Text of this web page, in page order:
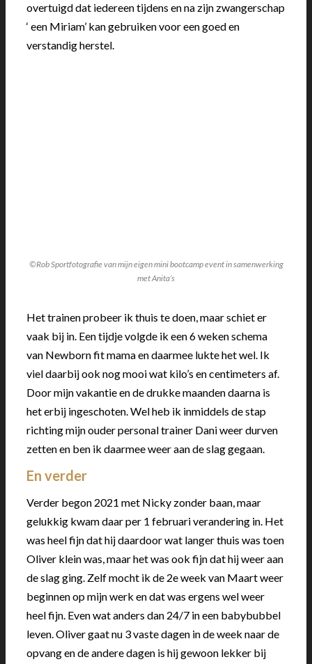
overtuigd dat iedereen tijdens en na zijn zwangerschap
‘ een Miriam’ kan gebruiken voor een goed en
verstandig herstel.
©Rob Sportfotografie van mijn eigen mini bootcamp event in samenwerking
met Anita’s
Het trainen probeer ik thuis te doen, maar schiet er
vaak bij in. Een tijdje volgde ik een 6 weken schema
van Newborn fit mama en daarmee lukte het wel. Ik
viel daarbij ook nog mooi wat kilo’s en centimeters af.
Door mijn vakantie en de drukke maanden daarna is
het erbij ingeschoten. Wel heb ik inmiddels de stap
richting mijn ouder personal trainer Dani weer durven
zetten en ben ik daarmee weer aan de slag gegaan.
En verder
Verder begon 2021 met Nicky zonder baan, maar
gelukkig kwam daar per 1 februari verandering in. Het
was heel fijn dat hij daardoor wat langer thuis was toen
Oliver klein was, maar het was ook fijn dat hij weer aan
de slag ging. Zelf mocht ik de 2e week van Maart weer
beginnen op mijn werk en dat was ergens wel weer
heel fijn. Even wat anders dan 24/7 in een babybubbel
leven. Oliver gaat nu 3 vaste dagen in de week naar de
opvang en de andere dagen is hij gewoon lekker bij